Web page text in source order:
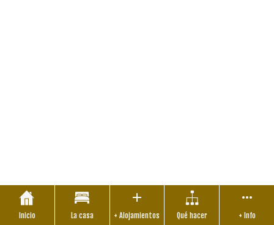
Inicio La casa + Alojamientos Qué hacer + Info